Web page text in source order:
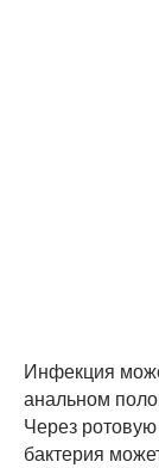
Инфекция
анальном
Через
бактерия